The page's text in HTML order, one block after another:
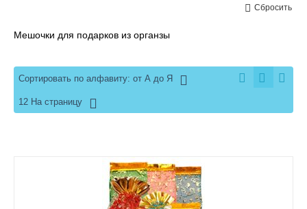
Сбросить
Мешочки для подарков из органзы
Сортировать по алфавиту: от А до Я
12 На страницу